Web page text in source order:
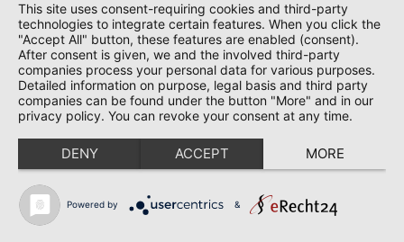
This site uses consent-requiring cookies and third-party
technologies to integrate certain features. When you click the
"Accept All" button, these features are enabled (consent).
After consent is given, we and the involved third-party
companies process your personal data for various purposes.
Detailed information on purpose, legal basis and third party
companies can be found under the button "More" and in our
privacy policy. You can revoke your consent at any time.
DENY ACCEPT MORE
Powered by &